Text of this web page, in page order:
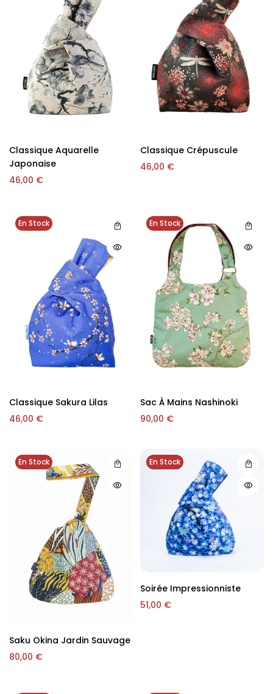
Classique Aquarelle
Japonaise
46,00 €
Classique Crépuscule
46,00 €
En Stock
Classique Sakura Lilas
46,00 €
En Stock
Sac À Mains Nashinoki
90,00 €
En Stock
Saku Okina Jardin Sauvage
80,00 €
En Stock
Soirée Impressionniste
51,00 €